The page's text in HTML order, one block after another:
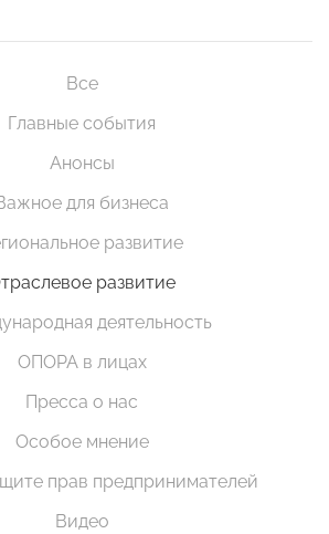
Все
Главные события
Анонсы
для бизнеса
развитие
развитие
деятельность
ОПОРА в лицах
Пресса о нас
Особое мнение
прав предпринимателей
Видео